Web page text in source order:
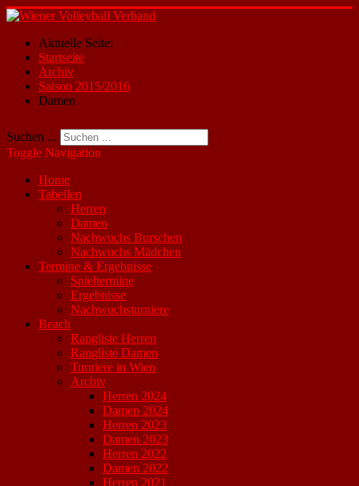
Aktuelle Seite:
Startseite
Archiv
Saison 2015/2016
Damen
Suchen ...
Toggle Navigation
Home
Tabellen
Herren
Damen
Nachwuchs Burschen
Nachwuchs Mädchen
Termine & Ergebnisse
Spieltermine
Ergebnisse
Nachwuchsturniere
Beach
Rangliste Herren
Rangliste Damen
Turniere in Wien
Archiv
Herren 2024
Damen 2024
Herren 2023
Damen 2023
Herren 2022
Damen 2022
Herren 2021